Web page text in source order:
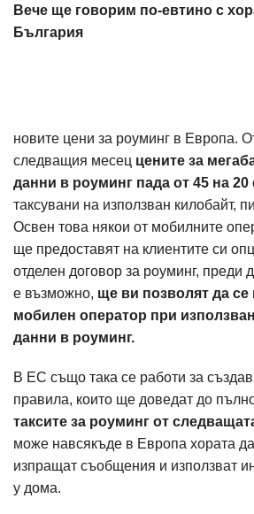
Вече ще говорим по-евтино с
България
новите цени за роуминг в Европа.
следващия месец цените за
данни в роуминг пада от 45 на 20
таксувани на използван килобайт,
Освен това някои от мобилните
ще предоставят на клиентите си
отделен договор за роуминг, преди
е възможно, ще ви позволят да се
мобилен оператор при
данни в роуминг.
В ЕС също така се работи за
правила, които ще доведат до
таксите за роуминг от
може навсякъде в Европа хората да
изпращат съобщения и използват
у дома.